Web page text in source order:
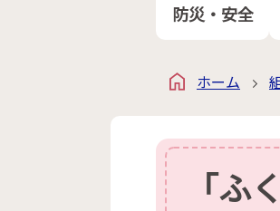
防災・安全
ホーム
「ふ